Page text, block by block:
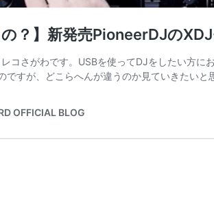
の？】新発売PioneerDJの
コさがわです。USBを使ってDJをしたい方
ですが、どこらへんが違うのか見ていきたい
OFFICIAL BLOG